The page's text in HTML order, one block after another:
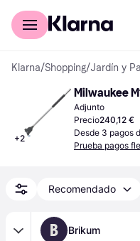
Comprar con Klarna
Klarna/Shopping/Jardín y
+2
Milwaukee
Adjunto
Precio240,12 €
Desde 3 pagos
Prueba pagos
Recomendado
B Brikum